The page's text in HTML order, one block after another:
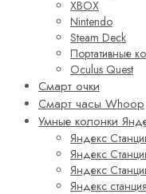
XBOX
Nintendo
Steam Deck
Портативные
Oculus Quest
Смарт очки
Смарт часы Whoop
Умные колонки
Яндекс
Яндекс
Яндекс
Яндекс